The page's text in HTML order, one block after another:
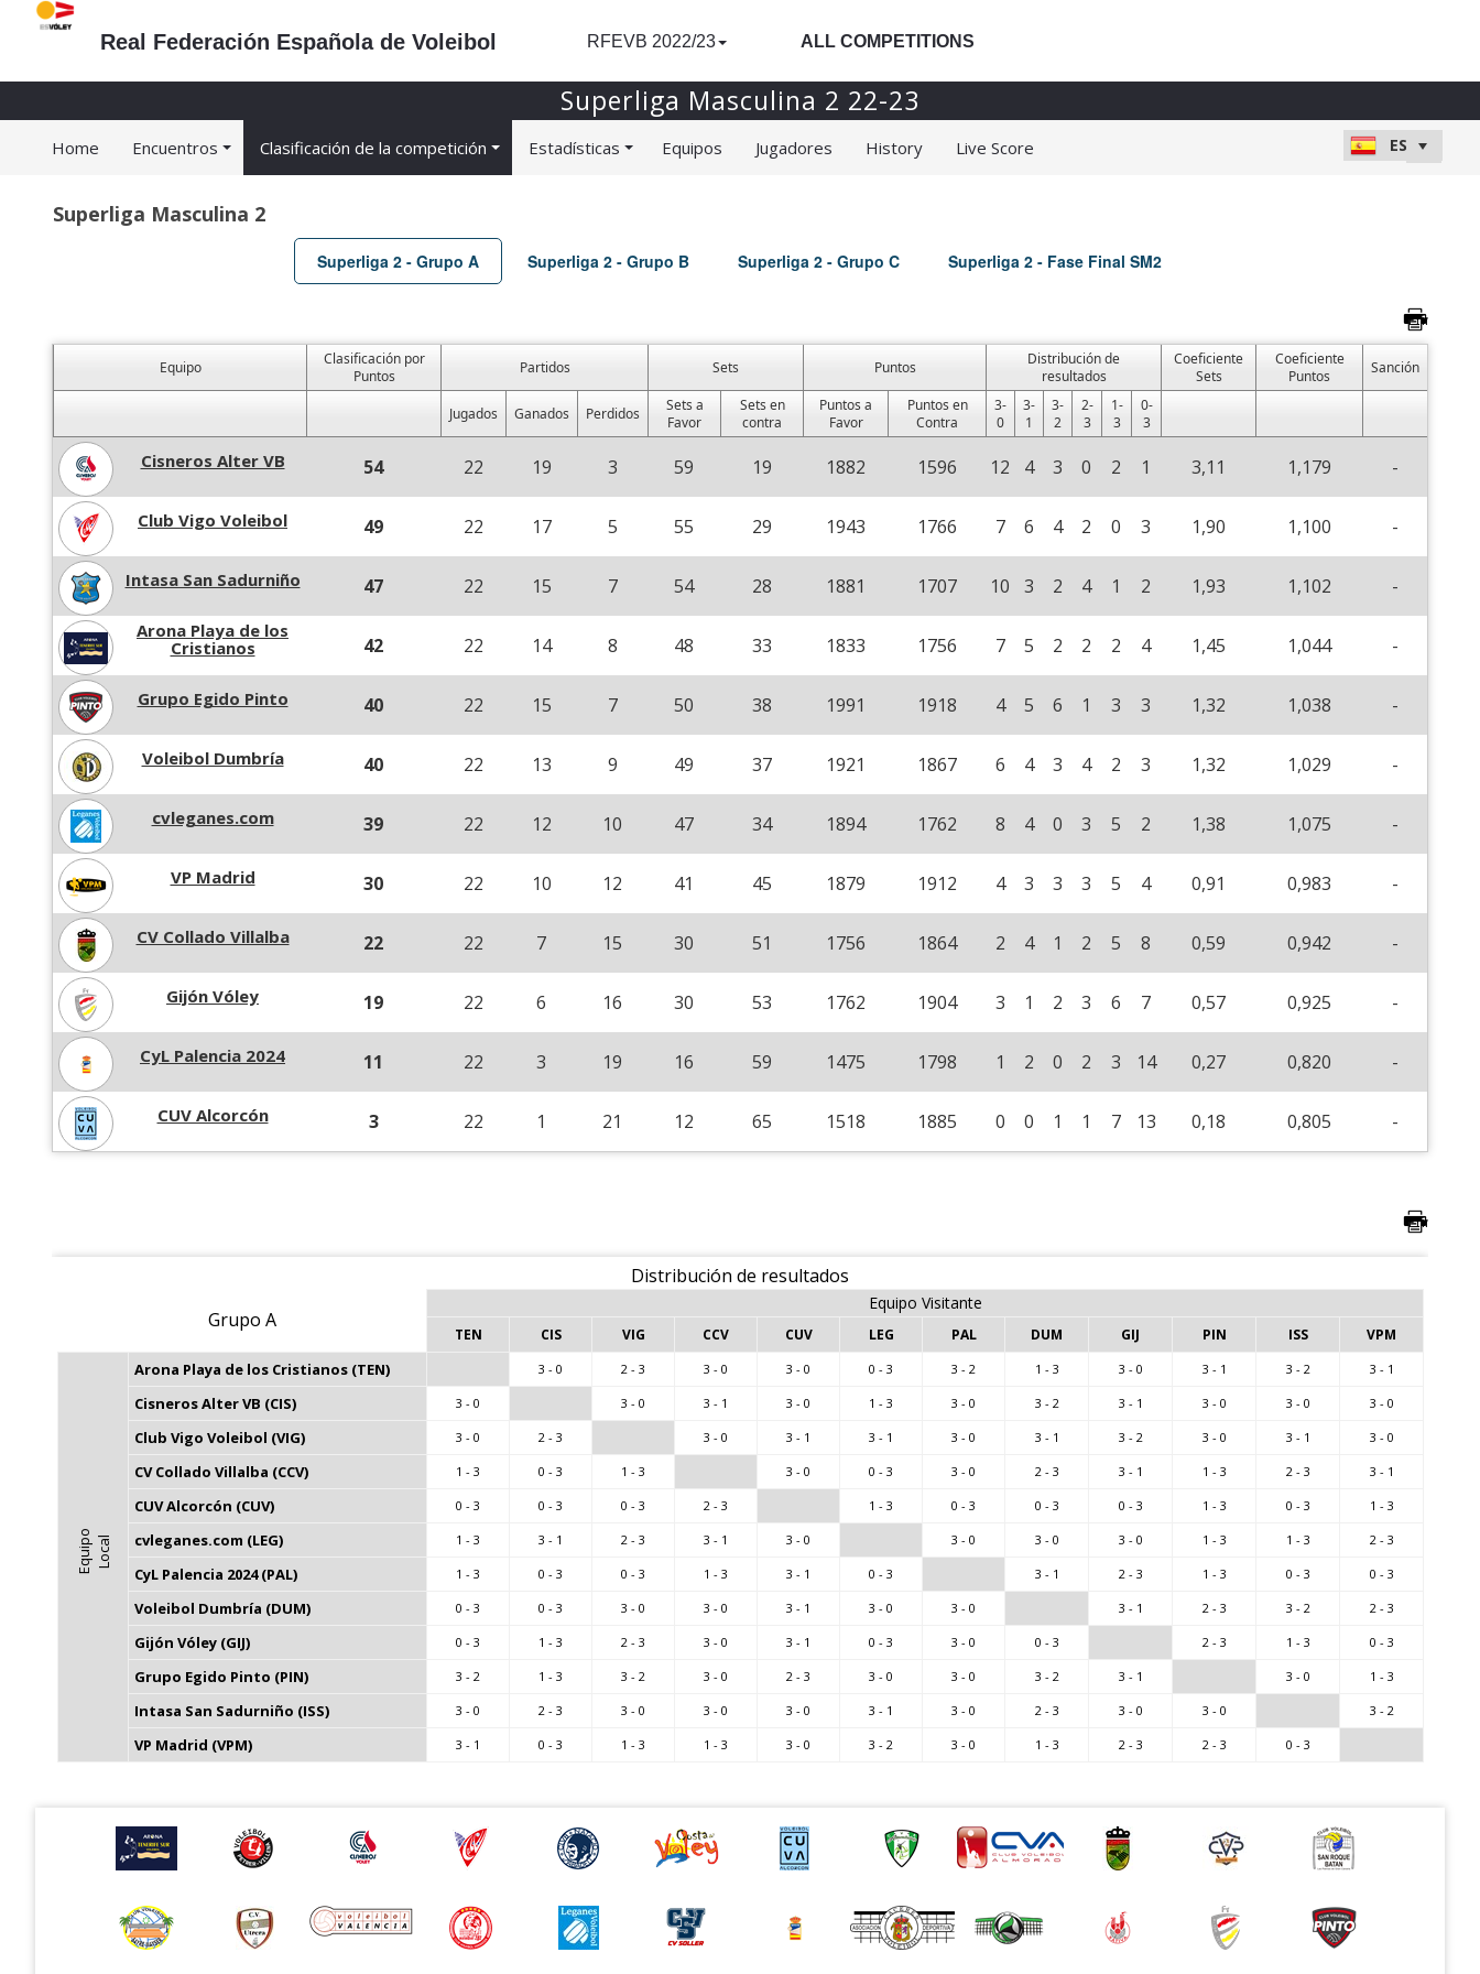
Real Federación Española de Voleibol RFEVB 2022/23 ALL COMPETITIONS
Superliga Masculina 2 22-23
Home Encuentros Clasificación de la competición Estadísticas Equipos Jugadores History Live Score
Superliga Masculina 2
Superliga 2 - Grupo A Superliga 2 - Grupo B Superliga 2 - Grupo C Superliga 2 - Fase Final SM2
Equipo
Clasificación por
Puntos
Partidos Sets Puntos
Distribución de
resultados
Coeficiente
Sets
Coeficiente
Puntos
Sanción
Jugados Ganados Perdidos
Sets a
Favor
Sets en
contra
Puntos a
Favor
Puntos en
Contra
3-
0
3-
1
3-
2
2-
3
1-
3
0-
3
Cisneros Alter VB 54 22 19 3 59 19 1882 1596 12 4 3 0 2 1 3,11 1,179 -
Club Vigo Voleibol 49 22 17 5 55 29 1943 1766 7 6 4 2 0 3 1,90 1,100 -
Intasa San Sadurniño 47 22 15 7 54 28 1881 1707 10 3 2 4 1 2 1,93 1,102 -
Arona Playa de los
Cristianos
42 22 14 8 48 33 1833 1756 7 5 2 2 2 4 1,45 1,044 -
Grupo Egido Pinto 40 22 15 7 50 38 1991 1918 4 5 6 1 3 3 1,32 1,038 -
Voleibol Dumbría 40 22 13 9 49 37 1921 1867 6 4 3 4 2 3 1,32 1,029 -
cvleganes.com 39 22 12 10 47 34 1894 1762 8 4 0 3 5 2 1,38 1,075 -
VP Madrid 30 22 10 12 41 45 1879 1912 4 3 3 3 5 4 0,91 0,983 -
CV Collado Villalba 22 22 7 15 30 51 1756 1864 2 4 1 2 5 8 0,59 0,942 -
Gijón Vóley 19 22 6 16 30 53 1762 1904 3 1 2 3 6 7 0,57 0,925 -
CyL Palencia 2024 11 22 3 19 16 59 1475 1798 1 2 0 2 3 14 0,27 0,820 -
CUV Alcorcón 3 22 1 21 12 65 1518 1885 0 0 1 1 7 13 0,18 0,805 -
Distribución de resultados
Grupo A
Equipo Visitante
TEN CIS VIG CCV CUV LEG PAL DUM GIJ PIN ISS VPM
E
q
u
i
p
o
L
o
c
a l
Arona Playa de los Cristianos (TEN) 3 - 0 2 - 3 3 - 0 3 - 0 0 - 3 3 - 2 1 - 3 3 - 0 3 - 1 3 - 2 3 - 1
Cisneros Alter VB (CIS) 3 - 0 3 - 0 3 - 1 3 - 0 1 - 3 3 - 0 3 - 2 3 - 1 3 - 0 3 - 0 3 - 0
Club Vigo Voleibol (VIG) 3 - 0 2 - 3 3 - 0 3 - 1 3 - 1 3 - 0 3 - 1 3 - 2 3 - 0 3 - 1 3 - 0
CV Collado Villalba (CCV) 1 - 3 0 - 3 1 - 3 3 - 0 0 - 3 3 - 0 2 - 3 3 - 1 1 - 3 2 - 3 3 - 1
CUV Alcorcón (CUV) 0 - 3 0 - 3 0 - 3 2 - 3 1 - 3 0 - 3 0 - 3 0 - 3 1 - 3 0 - 3 1 - 3
cvleganes.com (LEG) 1 - 3 3 - 1 2 - 3 3 - 1 3 - 0 3 - 0 3 - 0 3 - 0 1 - 3 1 - 3 2 - 3
CyL Palencia 2024 (PAL) 1 - 3 0 - 3 0 - 3 1 - 3 3 - 1 0 - 3 3 - 1 2 - 3 1 - 3 0 - 3 0 - 3
Voleibol Dumbría (DUM) 0 - 3 0 - 3 3 - 0 3 - 0 3 - 1 3 - 0 3 - 0 3 - 1 2 - 3 3 - 2 2 - 3
Gijón Vóley (GIJ) 0 - 3 1 - 3 2 - 3 3 - 0 3 - 1 0 - 3 3 - 0 0 - 3 2 - 3 1 - 3 0 - 3
Grupo Egido Pinto (PIN) 3 - 2 1 - 3 3 - 2 3 - 0 2 - 3 3 - 0 3 - 0 3 - 2 3 - 1 3 - 0 1 - 3
Intasa San Sadurniño (ISS) 3 - 0 2 - 3 3 - 0 3 - 0 3 - 0 3 - 1 3 - 0 2 - 3 3 - 0 3 - 0 3 - 2
VP Madrid (VPM) 3 - 1 0 - 3 1 - 3 1 - 3 3 - 0 3 - 2 3 - 0 1 - 3 2 - 3 2 - 3 0 - 3